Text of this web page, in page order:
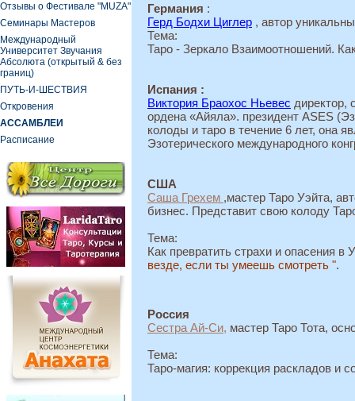
Oтзывы о Фестивале "MUZA"
Семинары Мастеров
Международный
Университет Звучания
Абсолюта (открытый & без
границ)
ПУТЬ-И-ШЕСТВИЯ
Откровения
АССАМБЛЕИ
Расписание
Германия :
Герд Бодхи Циглер , автор
Тема:
Таро - Зеркало Взаимоотношений.
Испания :
Виктория Браохос Ньевес директор,
ордена «Айяла». президент ASES
колоды и таро в течение 6 лет, она
Эзотерического международного
США
Саша Грехем ,мастер Таро Уэйта,
бизнес. Представит свою колоду
Тема:
Как превратить страхи и опасения в
везде, если ты умеешь смотреть ".
Россия
Сестра Ай-Си, мастер Таро Тота,
Тема:
Таро-магия: коррекция раскладов и